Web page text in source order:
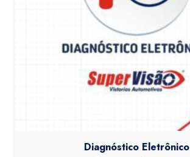
Diagnóstico Eletrônico